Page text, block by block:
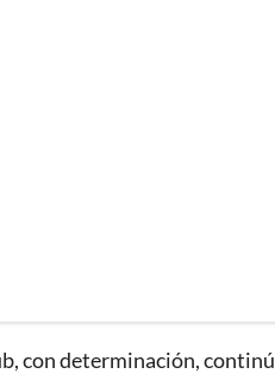
con determinación,